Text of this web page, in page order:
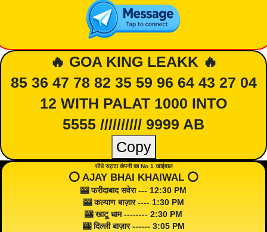
🔥 GOA KING LEAKK 🔥
85 36 47 78 82 35 59 96 64 43 27 04
12 WITH PALAT 1000 INTO
5555 ////////// 9999 AB
Copy
सीधे सट्टा कंपनी का No 1 खाईवाल
⭕️ AJAY BHAI KHAIWAL ⭕️
🎰 फरीदाबाद सवेरा --- 12:30 PM
🎰 कल्याण बाज़ार ---- 1:30 PM
🎰 खाटू धाम -------- 2:30 PM
🎰 दिल्ली बाज़ार ------ 3:05 PM